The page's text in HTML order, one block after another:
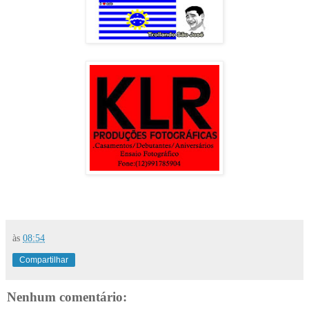
às 08:54
Compartilhar
Nenhum comentário: